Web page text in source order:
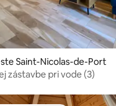
Saint-Nicolas-de-Port
zástavbe pri vode (3)